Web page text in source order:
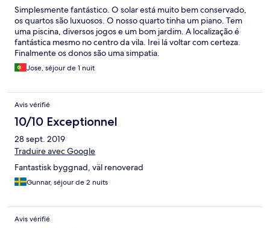
Simplesmente fantástico. O solar está muito bem conservado,
os quartos são luxuosos. O nosso quarto tinha um piano. Tem
uma piscina, diversos jogos e um bom jardim. A localização é
fantástica mesmo no centro da vila. Irei lá voltar com certeza.
Finalmente os donos são uma simpatia.
Jose, séjour de 1 nuit
Avis vérifié
10/10 Exceptionnel
28 sept. 2019
Traduire avec Google
Fantastisk byggnad, väl renoverad
Gunnar, séjour de 2 nuits
Avis vérifié